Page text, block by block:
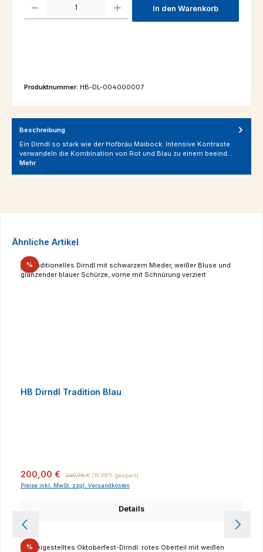
In den Warenkorb
Produktnummer: HB-DL-004000007
Beschreibung
Ein Dirndl so stark wie der Hofbräu Maibock. Intensive Kontraste
verwandeln die Kombination von Rot und Blau zu einem beeind…
Mehr
Produktgalerie überspringen
Ähnliche Artikel
%Rabatt
HB Dirndl Tradition Blau
Verkaufspreis:
200,00 € 249,95 € (19.98% gespart)
Preise inkl. MwSt. zzgl. Versandkosten
Details
%Rabatt